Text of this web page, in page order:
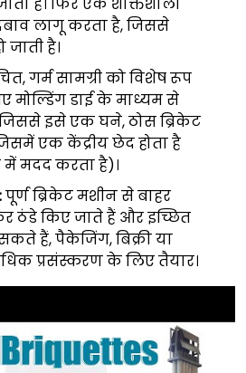
है। फिर एक शक्तिशाली
दबाव लागू करता है, जिससे
जाती है।
गर्म सामग्री को विशेष रूप
मोल्डिंग डाई के माध्यम से
इसे एक घने, ठोस ब्रिकेट
एक केंद्रीय छेद होता है
मदद करता है)।
पूर्ण ब्रिकेट मशीन से बाहर
ठंडे किए जाते हैं और इच्छित
हैं, पैकेजिंग, बिक्री या
प्रसंस्करण के लिए तैयार।